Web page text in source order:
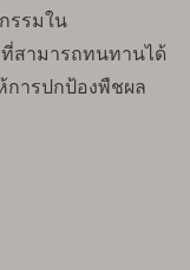
รรมใน
ที่สามารถทนทานได้
การปกป้องพืชผล